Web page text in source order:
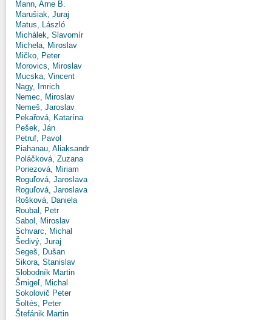
Mann, Arne B.
Marušiak, Juraj
Matus, László
Michálek, Slavomír
Michela, Miroslav
Mičko, Peter
Morovics, Miroslav
Mucska, Vincent
Nagy, Imrich
Nemec, Miroslav
Nemeš, Jaroslav
Pekařová, Katarína
Pešek, Ján
Petruf, Pavol
Piahanau, Aliaksandr
Poláčková, Zuzana
Poriezová, Miriam
Roguľová, Jaroslava
Roguľová, Jaroslava
Rošková, Daniela
Roubal, Petr
Sabol, Miroslav
Schvarc, Michal
Šedivý, Juraj
Segeš, Dušan
Sikora, Stanislav
Slobodník Martin
Šmigeľ, Michal
Sokolovič Peter
Šoltés, Peter
Štefánik Martin